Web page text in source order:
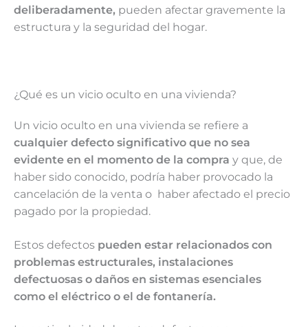
deliberadamente, pueden afectar gravemente la
estructura y la seguridad del hogar.
¿Qué es un vicio oculto en una vivienda?
Un vicio oculto en una vivienda se refiere a
cualquier defecto significativo que no sea
evidente en el momento de la compra y que, de
haber sido conocido, podría haber provocado la
cancelación de la venta o haber afectado el precio
pagado por la propiedad.
Estos defectos pueden estar relacionados con
problemas estructurales, instalaciones
defectuosas o daños en sistemas esenciales
como el eléctrico o el de fontanería.